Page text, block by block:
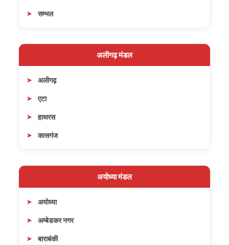
सम्भल
अलीगढ़ मंडल
अलीगढ़
एटा
हाथरस
कासगंज
अयोध्या मंडल
अयोध्या
अम्बेडकर नगर
बाराबंकी